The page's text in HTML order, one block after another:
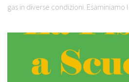
gas in diverse condizioni. Esaminiamo